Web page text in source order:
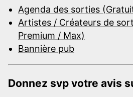
Agenda des sorties
Artistes / Créateurs de
Premium / Max)
Bannière pub
Donnez svp votre avis